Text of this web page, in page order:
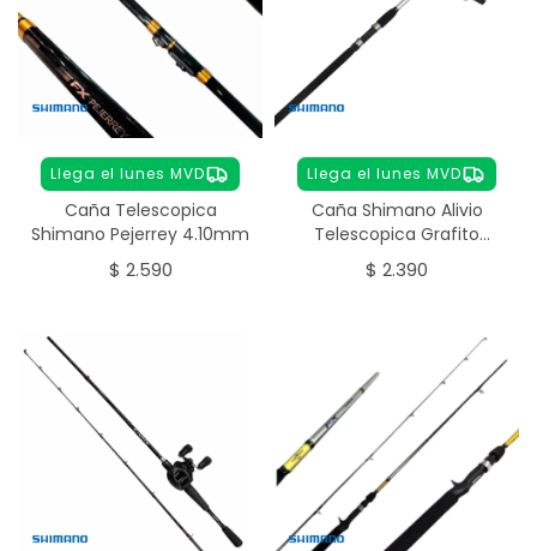
Llega el lunes MVD
Caña Telescopica
Shimano Pejerrey 4.10mm
$ 2.590
Llega el lunes MVD
Caña Shimano Alivio
Telescopica Grafito
3.00mts
$ 2.390